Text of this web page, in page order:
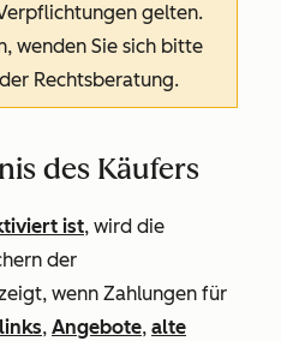
gelten.
wenden Sie sich bitte
Rechtsberatung.
des Käufers
ist, wird die
der
wenn Zahlungen für
, Angebote, alte